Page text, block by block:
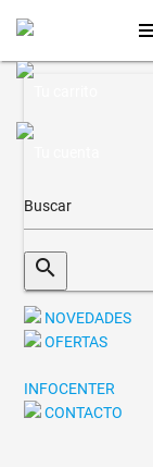
search
NOVEDADES
OFERTAS
INFOCENTER
CONTACTO